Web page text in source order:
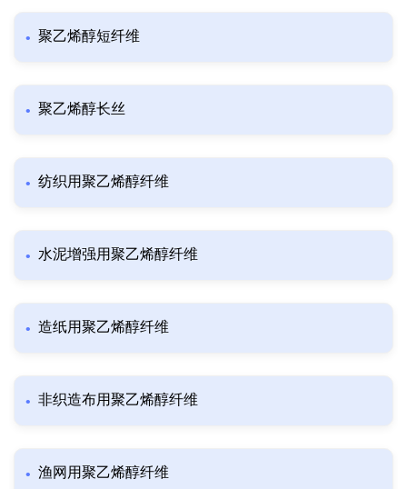
聚乙烯醇短纤维
聚乙烯醇长丝
纺织用聚乙烯醇纤维
水泥增强用聚乙烯醇纤维
造纸用聚乙烯醇纤维
非织造布用聚乙烯醇纤维
渔网用聚乙烯醇纤维